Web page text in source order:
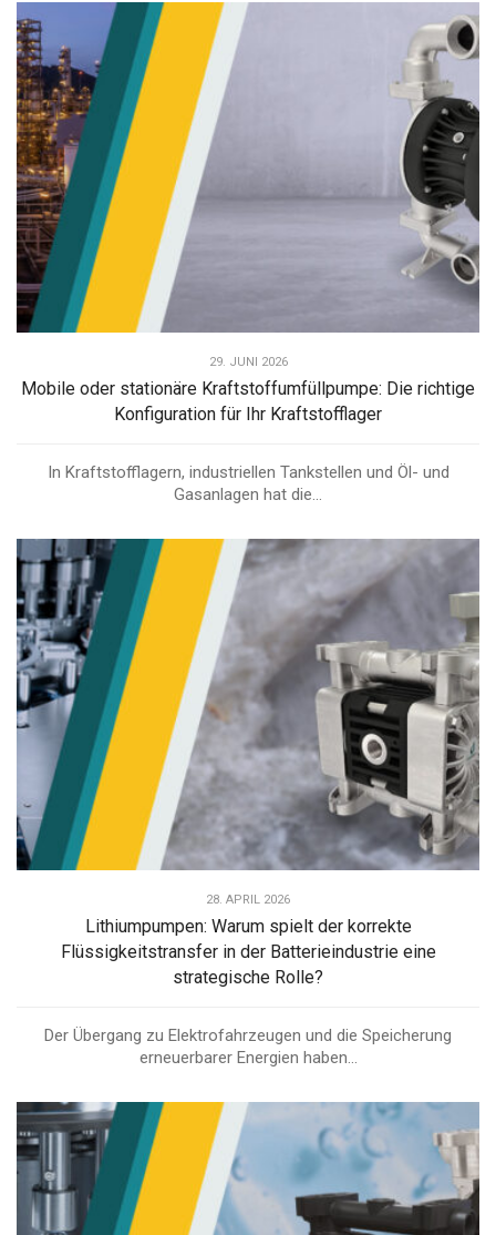
29. JUNI 2026
Mobile oder stationäre Kraftstoffumfüllpumpe: Die richtige
Konfiguration für Ihr Kraftstofflager
In Kraftstofflagern, industriellen Tankstellen und Öl- und
Gasanlagen hat die...
28. APRIL 2026
Lithiumpumpen: Warum spielt der korrekte
Flüssigkeitstransfer in der Batterieindustrie eine
strategische Rolle?
Der Übergang zu Elektrofahrzeugen und die Speicherung
erneuerbarer Energien haben...